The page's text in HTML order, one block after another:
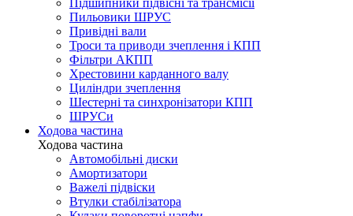
Підшипники підвісні та трансмісії
Пильовики ШРУС
Привідні вали
Троси та приводи зчеплення і КПП
Фільтри АКПП
Хрестовини карданного валу
Циліндри зчеплення
Шестерні та синхронізатори КПП
ШРУСи
Ходова частина
Ходова частина
Автомобільні диски
Амортизатори
Важелі підвіски
Втулки стабілізатора